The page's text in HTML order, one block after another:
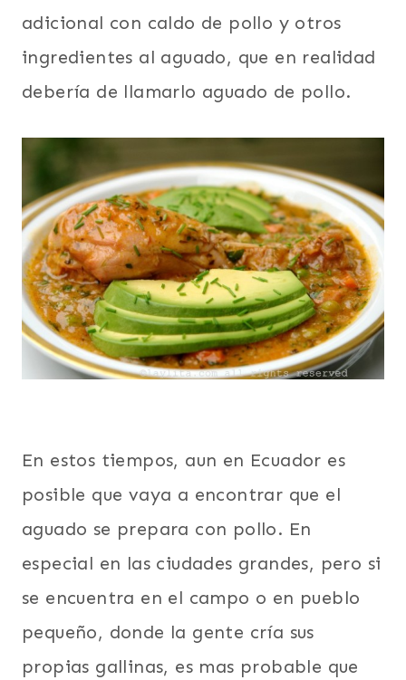
adicional con caldo de pollo y otros
ingredientes al aguado, que en realidad
debería de llamarlo aguado de pollo.
En estos tiempos, aun en Ecuador es
posible que vaya a encontrar que el
aguado se prepara con pollo. En
especial en las ciudades grandes, pero si
se encuentra en el campo o en pueblo
pequeño, donde la gente cría sus
propias gallinas, es mas probable que